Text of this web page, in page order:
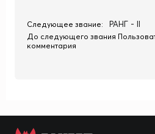
Следующее звание: РАНГ - II
До следующего звания
комментария